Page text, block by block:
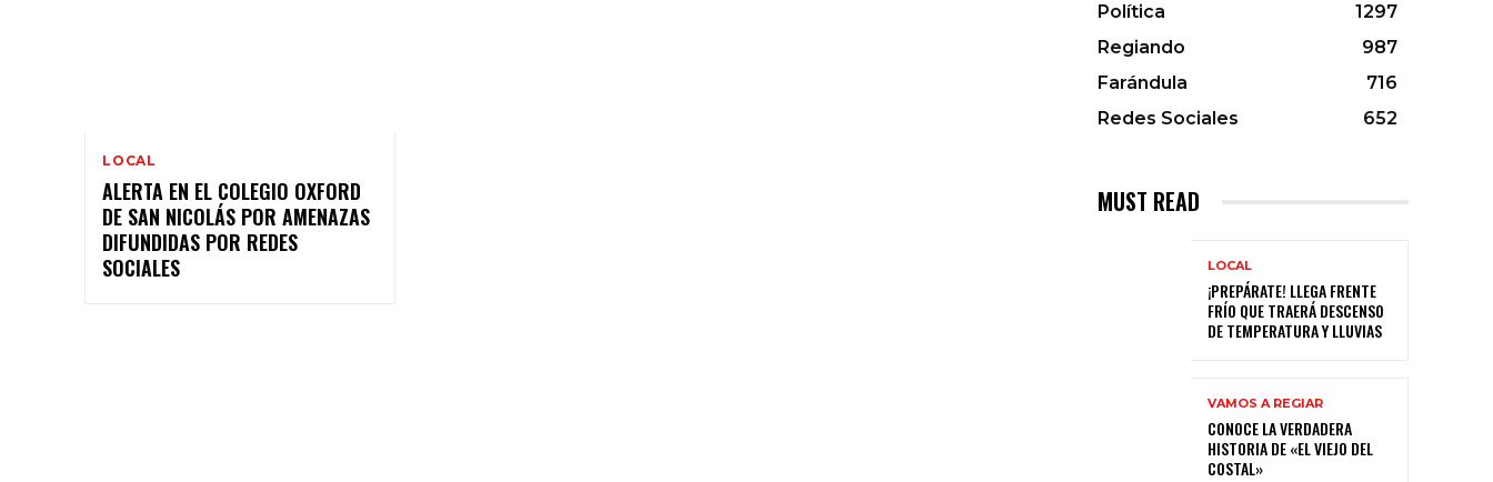
LOCAL
ALERTA EN EL COLEGIO OXFORD
DE SAN NICOLÁS POR AMENAZAS
DIFUNDIDAS POR REDES
SOCIALES
Política
1297
Regiando
987
Farándula
716
Redes Sociales
652
MUST READ
LOCAL
¡PREPÁRATE! LLEGA FRENTE
FRÍO QUE TRAERÁ DESCENSO
DE TEMPERATURA Y LLUVIAS
VAMOS A REGIAR
CONOCE LA VERDADERA
HISTORIA DE «EL VIEJO DEL
COSTAL»